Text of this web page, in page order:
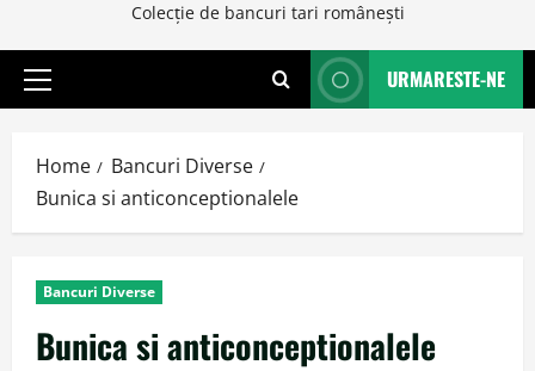
Colecţie de bancuri tari româneşti
Primary
URMARESTE-NE
Home
Bancuri Diverse
Bunica si anticonceptionalele
Bancuri Diverse
Bunica si anticonceptionalele